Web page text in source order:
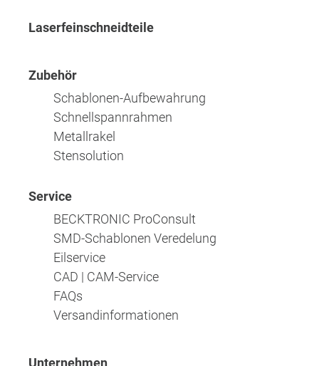
Laserfeinschneidteile
Zubehör
Schablonen-Aufbewahrung
Schnellspannrahmen
Metallrakel
Stensolution
Service
BECKTRONIC ProConsult
SMD-Schablonen Veredelung
Eilservice
CAD | CAM-Service
FAQs
Versandinformationen